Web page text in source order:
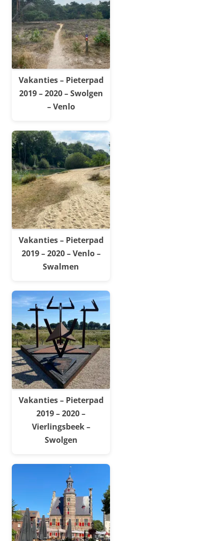
Vakanties – Pieterpad
2019 – 2020 – Swolgen
– Venlo
Vakanties – Pieterpad
2019 – 2020 – Venlo –
Swalmen
Vakanties – Pieterpad
2019 – 2020 –
Vierlingsbeek –
Swolgen